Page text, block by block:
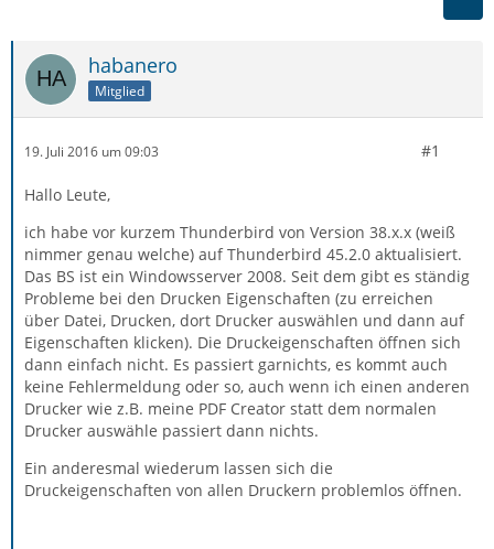
habanero
Mitglied
19. Juli 2016 um 09:03 #1
Hallo Leute,
ich habe vor kurzem Thunderbird von Version 38.x.x (weiß
nimmer genau welche) auf Thunderbird 45.2.0 aktualisiert.
Das BS ist ein Windowsserver 2008. Seit dem gibt es ständig
Probleme bei den Drucken Eigenschaften (zu erreichen
über Datei, Drucken, dort Drucker auswählen und dann auf
Eigenschaften klicken). Die Druckeigenschaften öffnen sich
dann einfach nicht. Es passiert garnichts, es kommt auch
keine Fehlermeldung oder so, auch wenn ich einen anderen
Drucker wie z.B. meine PDF Creator statt dem normalen
Drucker auswähle passiert dann nichts.
Ein anderesmal wiederum lassen sich die
Druckeigenschaften von allen Druckern problemlos öffnen.